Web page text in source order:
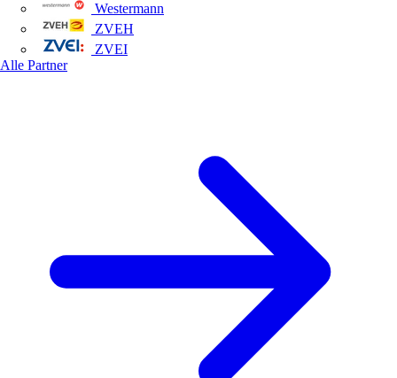
Westermann
ZVEH
ZVEI
Alle Partner